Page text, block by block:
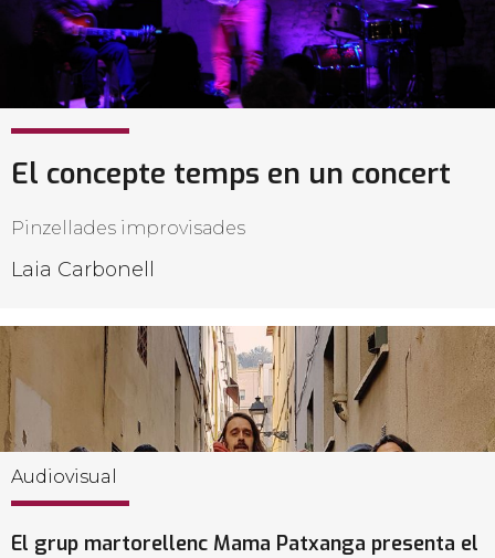
El concepte temps en un concert
Pinzellades improvisades
Laia Carbonell
Audiovisual
El grup martorellenc Mama Patxanga presenta el